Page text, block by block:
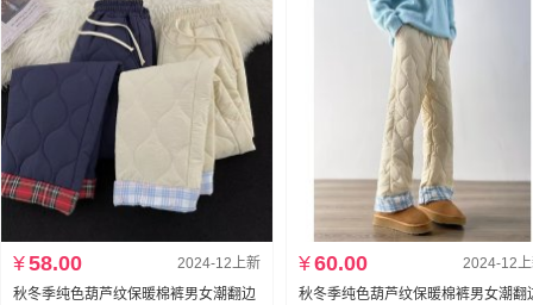
2024-12上新
¥58.00
秋冬季纯色葫芦纹保暖棉裤男女潮翻边
2024-12
¥60.00
秋冬季纯色葫芦纹保暖棉裤男女潮翻